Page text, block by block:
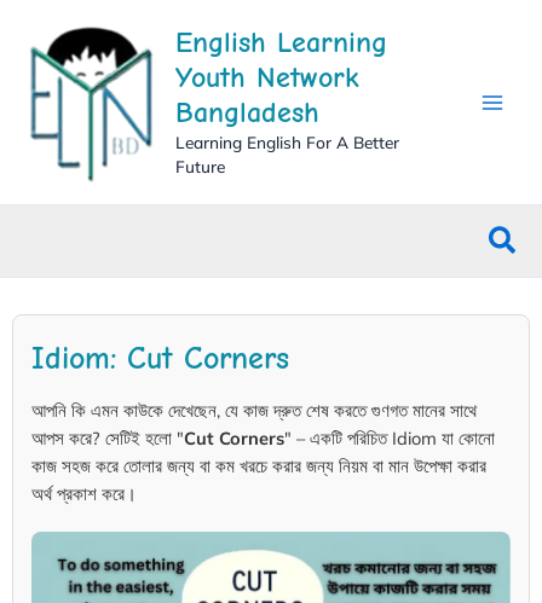
content
English Learning
Youth Network
Bangladesh
Learning English For A Better
Future
Idiom: Cut Corners
আপনি কি এমন কাউকে দেখেছেন, যে কাজ দ্রুত শেষ করতে গুণগত মানের সাথে
আপস করে? সেটিই হলো "Cut Corners" – একটি পরিচিত Idiom যা কোনো
কাজ সহজ করে তোলার জন্য বা কম খরচে করার জন্য নিয়ম বা মান উপেক্ষা করার
অর্থ প্রকাশ করে।